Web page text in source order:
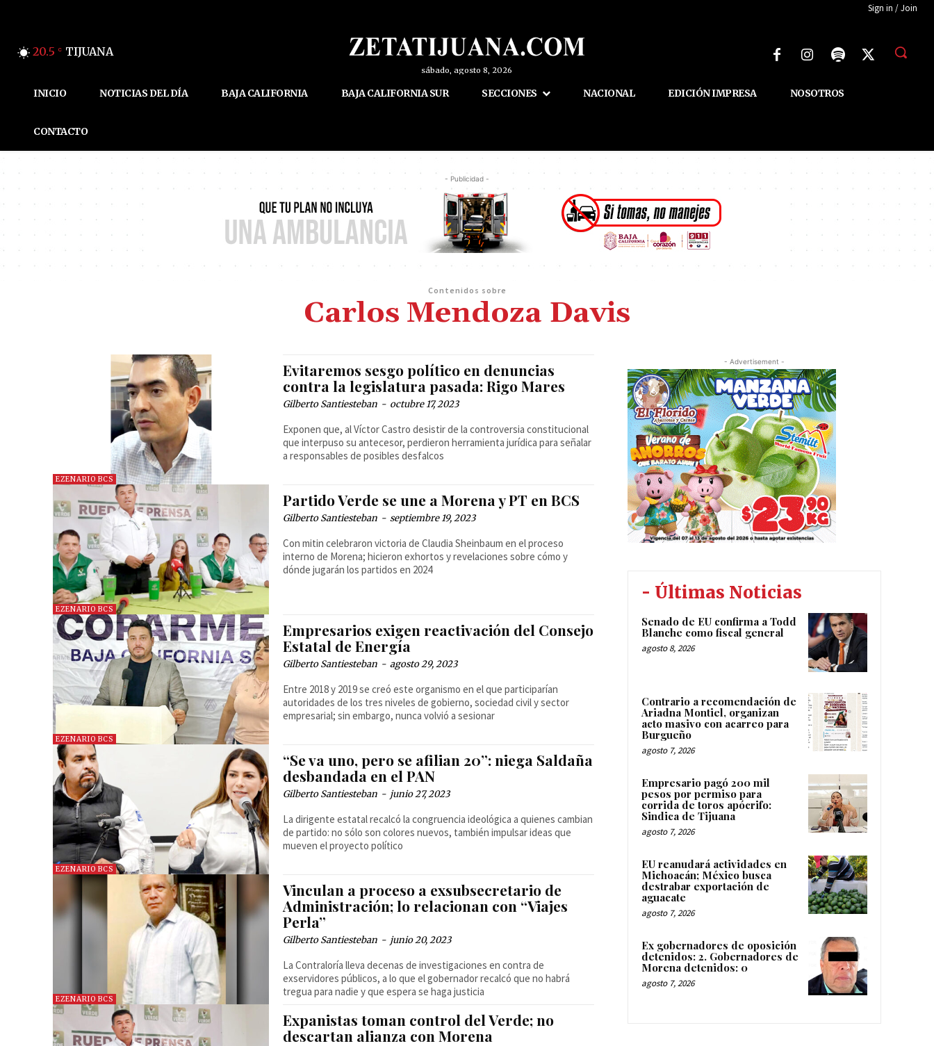
Sign in / Join
20.5 C TIJUANA
sábado, agosto 8, 2026
INICIO NOTICIAS DEL DÍA BAJA CALIFORNIA BAJA CALIFORNIA SUR SECCIONES NACIONAL EDICIÓN IMPRESA NOSOTROS
CONTACTO
- Publicidad -
Contenidos sobre
Carlos Mendoza Davis
EZENARIO BCS
Evitaremos sesgo político en denuncias
contra la legislatura pasada: Rigo Mares
Gilberto Santiesteban - octubre 17, 2023
Exponen que, al Víctor Castro desistir de la controversia constitucional
que interpuso su antecesor, perdieron herramienta jurídica para señalar
a responsables de posibles desfalcos
EZENARIO BCS
Partido Verde se une a Morena y PT en BCS
Gilberto Santiesteban - septiembre 19, 2023
Con mitin celebraron victoria de Claudia Sheinbaum en el proceso
interno de Morena; hicieron exhortos y revelaciones sobre cómo y
dónde jugarán los partidos en 2024
EZENARIO BCS
Empresarios exigen reactivación del Consejo
Estatal de Energía
Gilberto Santiesteban - agosto 29, 2023
Entre 2018 y 2019 se creó este organismo en el que participarían
autoridades de los tres niveles de gobierno, sociedad civil y sector
empresarial; sin embargo, nunca volvió a sesionar
EZENARIO BCS
“Se va uno, pero se afilian 20”: niega Saldaña
desbandada en el PAN
Gilberto Santiesteban - junio 27, 2023
La dirigente estatal recalcó la congruencia ideológica a quienes cambian
de partido: no sólo son colores nuevos, también impulsar ideas que
mueven el proyecto político
EZENARIO BCS
Vinculan a proceso a exsubsecretario de
Administración; lo relacionan con “Viajes
Perla”
Gilberto Santiesteban - junio 20, 2023
La Contraloría lleva decenas de investigaciones en contra de
exservidores públicos, a lo que el gobernador recalcó que no habrá
tregua para nadie y que espera se haga justicia
Expanistas toman control del Verde; no
descartan alianza con Morena
- Advertisement -
- Últimas Noticias
Senado de EU confirma a Todd
Blanche como fiscal general
agosto 8, 2026
Contrario a recomendación de
Ariadna Montiel, organizan
acto masivo con acarreo para
Burgueño
agosto 7, 2026
Empresario pagó 200 mil
pesos por permiso para
corrida de toros apócrifo:
Sindica de Tijuana
agosto 7, 2026
EU reanudará actividades en
Michoacán; México busca
destrabar exportación de
aguacate
agosto 7, 2026
Ex gobernadores de oposición
detenidos: 2. Gobernadores de
Morena detenidos: 0
agosto 7, 2026